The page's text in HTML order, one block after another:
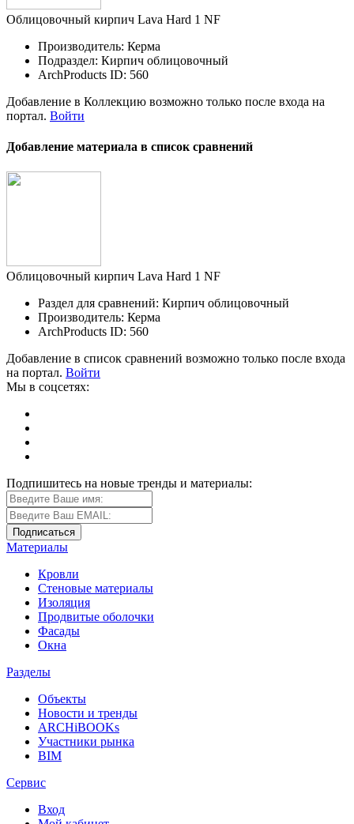
Облицовочный кирпич Lava Hard 1 NF
Производитель: Керма
Подраздел: Кирпич облицовочный
ArchProducts ID: 560
Добавление в Коллекцию возможно только после входа на
портал. Войти
Добавление материала в список сравнений
Облицовочный кирпич Lava Hard 1 NF
Раздел для сравнений: Кирпич облицовочный
Производитель: Керма
ArchProducts ID: 560
Добавление в список сравнений возможно только после входа
на портал. Войти
Мы в соцсетях:
Подпишитесь на новые тренды и материалы:
Материалы
Кровли
Стеновые материалы
Изоляция
Продвитые оболочки
Фасады
Окна
Разделы
Объекты
Новости и тренды
ARCHiBOOKs
Участники рынка
BIM
Сервис
Вход